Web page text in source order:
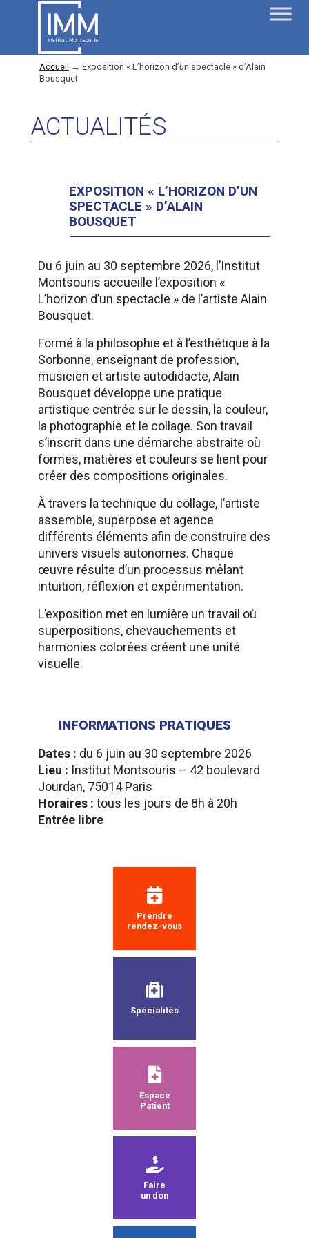
Accueil → Exposition « L’horizon d’un spectacle » d’Alain
Bousquet
ACTUALITÉS
EXPOSITION « L’HORIZON D’UN
SPECTACLE » D’ALAIN
BOUSQUET
Du 6 juin au 30 septembre 2026, l’Institut
Montsouris accueille l’exposition «
L’horizon d’un spectacle » de l’artiste Alain
Bousquet.
Formé à la philosophie et à l’esthétique à la
Sorbonne, enseignant de profession,
musicien et artiste autodidacte, Alain
Bousquet développe une pratique
artistique centrée sur le dessin, la couleur,
la photographie et le collage. Son travail
s’inscrit dans une démarche abstraite où
formes, matières et couleurs se lient pour
créer des compositions originales.
À travers la technique du collage, l’artiste
assemble, superpose et agence
différents éléments afin de construire des
univers visuels autonomes. Chaque
œuvre résulte d’un processus mêlant
intuition, réflexion et expérimentation.
L’exposition met en lumière un travail où
superpositions, chevauchements et
harmonies colorées créent une unité
visuelle.
INFORMATIONS PRATIQUES
Dates : du 6 juin au 30 septembre 2026
Lieu : Institut Montsouris – 42 boulevard
Jourdan, 75014 Paris
Horaires : tous les jours de 8h à 20h
Entrée libre
Prendre
rendez-vous
Spécialités
Espace
Patient
Faire
un don